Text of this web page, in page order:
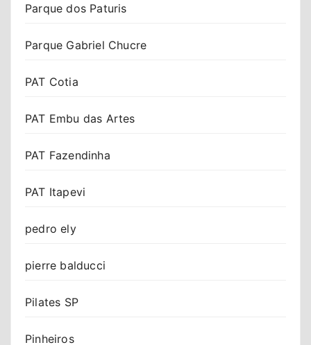
Parque dos Paturis
Parque Gabriel Chucre
PAT Cotia
PAT Embu das Artes
PAT Fazendinha
PAT Itapevi
pedro ely
pierre balducci
Pilates SP
Pinheiros